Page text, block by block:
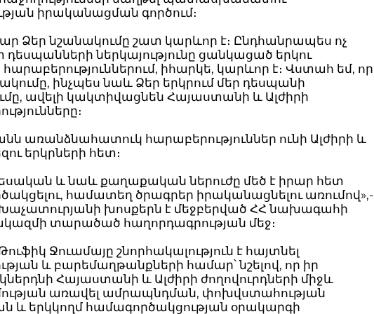
իրականացման գործում։
Ձեր նշանակումը շատ կարևոր է։ Ընդհանրապես ոչ
դեսպանների ներկայությունը ցանկացած երկու
հարաբերություններում, իհարկե, կարևոր է։ Վստահ եմ, որ
ինչպես նաև Ձեր երկրում մեր դեսպանի
ավելի կակտիվացնեն Հայաստանի և Ալժիրի
առանձնահատուկ հարաբերություններ ունի Ալժիրի և
երկրների հետ։
և նաև քաղաքական ներուժը մեծ է իրար հետ
համատեղ ծրագրեր իրականացնելու առումով»,-
խոսքերն է մեջբերված ՀՀ նախագահի
տարածած հաղորդագրության մեջ։
Ջուամայը շնորհակալություն է հայտնել
և բարեմաղթանքների համար՝ նշելով, որ իր
Հայաստանի և Ալժիրի ժողովուրդների միջև
առավել ամրապնդման, փոխվստահության
և երկկողմ համագործակցության օրակարգի